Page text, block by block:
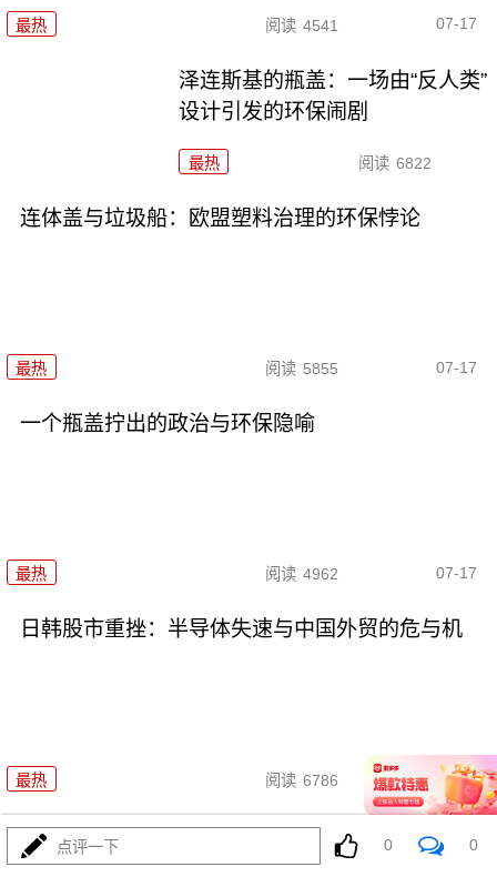
最热 阅读 4541 07-17
泽连斯基的瓶盖：一场由“反人类”
设计引发的环保闹剧
最热 阅读 6822
连体盖与垃圾船：欧盟塑料治理的环保悖论
最热 阅读 5855 07-17
一个瓶盖拧出的政治与环保隐喻
最热 阅读 4962 07-17
日韩股市重挫：半导体失速与中国外贸的危与机
最热 阅读 6786 07-16
日韩股市重挫：全球资本市场的
多米诺骨牌效应
点评一下 0 0